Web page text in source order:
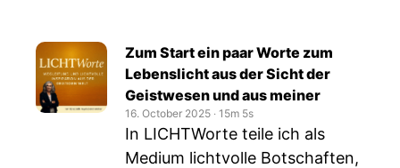
Zum Start ein paar Worte zum
Lebenslicht aus der Sicht der
Geistwesen und aus meiner
16. October 2025 ‧ 15m 5s
In LICHTWorte teile ich als
Medium lichtvolle Botschaften,